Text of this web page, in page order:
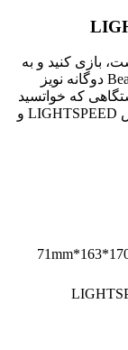
بازی کنید و به
موسیقی گوش دهید. میکروفون‌های Beamforming دوگانه نویز
که خواتسید
به انتخاب خودتان با کمک فناوری اتصال وایرلس LIGHTSPEED و